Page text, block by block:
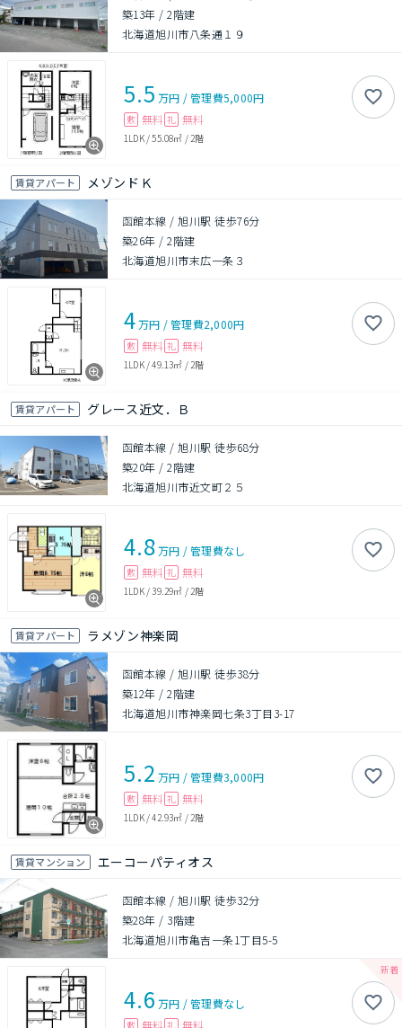
築13年 /2階建
北海道旭川市八条通１９
5.5 万円 /管理費5,000円
敷 無料 礼 無料
1LDK/55.08㎡ / 2階
賃貸アパート メゾンドＫ
函館本線 / 旭川駅 徒歩76分
築26年 /2階建
北海道旭川市末広一条３
4万円 /管理費2,000円
敷 無料 礼 無料
1LDK/49.13㎡ / 2階
賃貸アパート グレース近文．Ｂ
函館本線 / 旭川駅 徒歩68分
築20年 /2階建
北海道旭川市近文町２５
4.8万円 /管理費なし
敷 無料 礼 無料
1LDK/39.29㎡ / 2階
賃貸アパート ラメゾン神楽岡
函館本線 / 旭川駅 徒歩38分
築12年 /2階建
北海道旭川市神楽岡七条3丁目3-17
5.2 万円 /管理費3,000円
敷 無料 礼 無料
1LDK/42.93㎡ / 2階
賃貸マンション エーコーパティオス
函館本線 / 旭川駅 徒歩32分
築28年 / 3階建
北海道旭川市亀吉一条1丁目5-5
4.6 万円 /管理費なし
敷 無料 礼 無料